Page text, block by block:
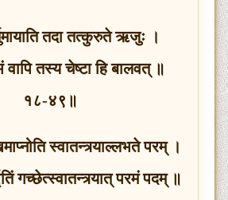
तदा तत्कुरुते ऋजुः ।
तस्य चेष्टा हि बालवत् ॥
१८-४९॥
स्वातन्त्र्याल्लभते परम् ।
गच्छेत्स्वातन्त्र्यात् परमं पदम् ॥